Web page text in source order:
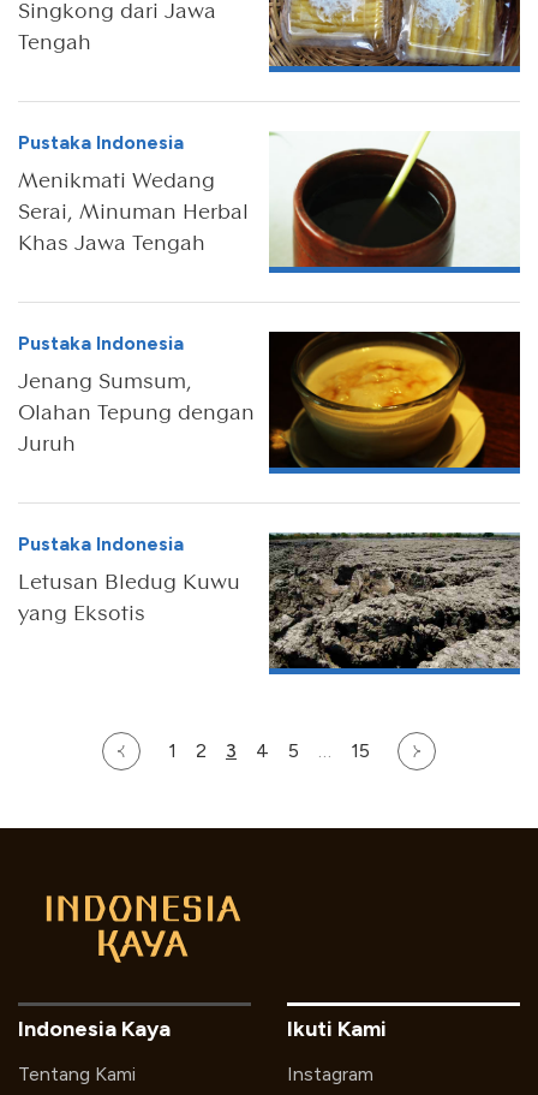
Singkong dari Jawa
Tengah
Pustaka Indonesia
Menikmati Wedang
Serai, Minuman Herbal
Khas Jawa Tengah
Pustaka Indonesia
Jenang Sumsum,
Olahan Tepung dengan
Juruh
Pustaka Indonesia
Letusan Bledug Kuwu
yang Eksotis
1 2 3 4 5 … 15
Indonesia Kaya
Tentang Kami
Ikuti Kami
Instagram